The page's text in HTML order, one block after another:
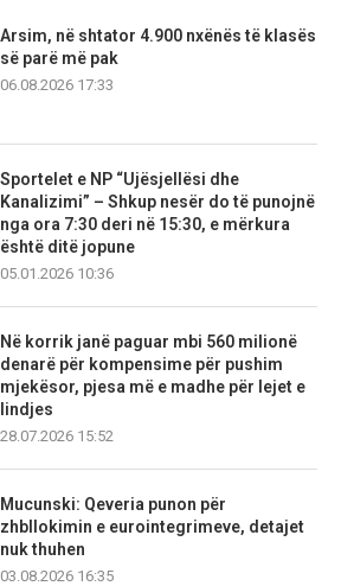
Arsim, në shtator 4.900 nxënës të klasës
së parë më pak
06.08.2026 17:33
Sportelet e NP “Ujësjellësi dhe
Kanalizimi” – Shkup nesër do të punojnë
nga ora 7:30 deri në 15:30, e mërkura
është ditë jopune
05.01.2026 10:36
Në korrik janë paguar mbi 560 milionë
denarë për kompensime për pushim
mjekësor, pjesa më e madhe për lejet e
lindjes
28.07.2026 15:52
Mucunski: Qeveria punon për
zhbllokimin e eurointegrimeve, detajet
nuk thuhen
03.08.2026 16:35